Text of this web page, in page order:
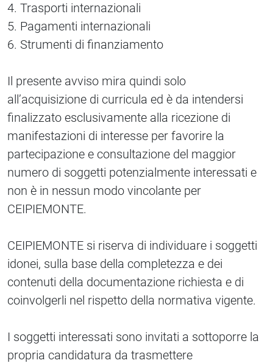
4. Trasporti internazionali
5. Pagamenti internazionali
6. Strumenti di finanziamento
Il presente avviso mira quindi solo
all’acquisizione di curricula ed è da intendersi
finalizzato esclusivamente alla ricezione di
manifestazioni di interesse per favorire la
partecipazione e consultazione del maggior
numero di soggetti potenzialmente interessati e
non è in nessun modo vincolante per
CEIPIEMONTE.
CEIPIEMONTE si riserva di individuare i soggetti
idonei, sulla base della completezza e dei
contenuti della documentazione richiesta e di
coinvolgerli nel rispetto della normativa vigente.
I soggetti interessati sono invitati a sottoporre la
propria candidatura da trasmettere